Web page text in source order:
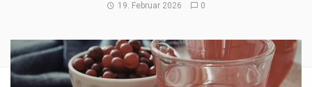
19. Februar 2026 0